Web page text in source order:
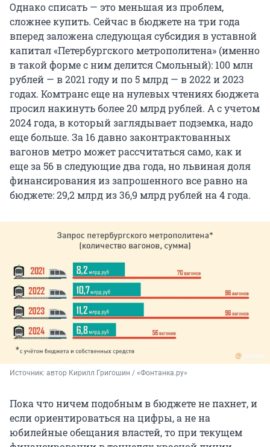
Однако списать — это меньшая из проблем,
сложнее купить. Сейчас в бюджете на три года
вперед заложена следующая субсидия в уставной
капитал «Петербургского метрополитена» (именно
в такой форме с ним делится Смольный): 100 млн
рублей — в 2021 году и по 5 млрд — в 2022 и 2023
годах. Комтранс еще на нулевых чтениях бюджета
просил накинуть более 20 млрд рублей. А с учетом
2024 года, в который заглядывает подземка, надо
еще больше. За 16 давно законтрактованных
вагонов метро может рассчитаться само, как и
еще за 56 в следующие два года, но львиная доля
финансирования из запрошенного все равно на
бюджете: 29,2 млрд из 36,9 млрд рублей на 4 года.
Источник: автор Кирилл Григошин / «Фонтанка.ру»
Пока что ничем подобным в бюджете не пахнет, и
если ориентироваться на цифры, а не на
юбилейные обещания властей, то при текущем